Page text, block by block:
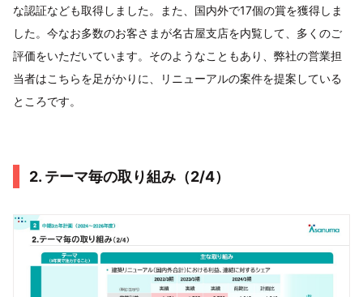
な認証なども取得しました。また、国内外で17個の賞を獲得しま
した。今なお多数のお客さまが名古屋支店を内覧して、多くのご
評価をいただいています。そのようなこともあり、弊社の営業担
当者はこちらを足がかりに、リニューアルの案件を提案している
ところです。
2. テーマ毎の取り組み（2/4）